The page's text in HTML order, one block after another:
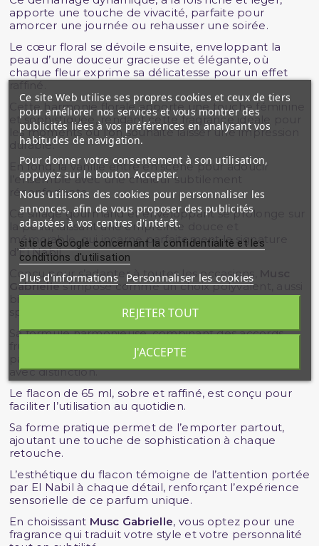
apporte une touche de vivacité, parfaite pour
amorcer une journée ou rehausser une soirée.
Le cœur floral se dévoile ensuite, enveloppant la
peau d’une douceur gracieuse et élégante, où
chaque fleur exprime sa délicatesse pour un effet
Cette harmonie florale apporte une touche féminine
et sophistiquée, rendant cette fragrance idéale pour
les moments où l’on souhaite laisser une impression
durable.
En fond, la vanille entre en scène pour adoucir
l’ensemble avec une chaleur subtilement
réconfortante.
Ce sillage gourmand et enveloppant se prolonge sur
la peau, laissant une empreinte douce et
mémorable, qui incarne parfaitement la signature
d’El Nabil.
Conçu pour s’adapter à toutes les occasions,
Gabrielles’impose comme un choix polyvalent, aussi
bien pour le quotidien que pour les événements
Sa formule harmonieuse, combinant des accords
fruités, floraux et vanillés, en fait un compagnon
parfumé qui saura vous accompagner discrètement
avec distinction.
Le flacon de 65 ml, sobre et raffiné, est conçu pour
faciliter l’utilisation au quotidien.
Sa forme pratique permet de l’emporter partout,
ajoutant une touche de sophistication à chaque
retouche.
L’esthétique du flacon témoigne de l’attention portée
par El Nabil à chaque détail, renforçant l’expérience
sensorielle de ce parfum unique.
En choisissant Musc Gabrielle, vous optez pour une
fragrance qui traduit votre style et votre personnalité
Ce site Web utilise ses propres cookies et ceux de tiers
pour améliorer nos services et vous montrer des
publicités liées à vos préférences en analysant vos
habitudes de navigation.
Pour donner votre consentement à son utilisation,
appuyez sur le bouton Accepter.
Nous utilisons des cookies pour personnaliser les
annonces, afin de vous proposer des publicités
adaptées à vos centres d'intérêt.
site de Google concernant la confidentialité et les
conditions d'utilisation
Plus d'informations Personnaliser les cookies
REJETER TOUT
J'ACCEPTE